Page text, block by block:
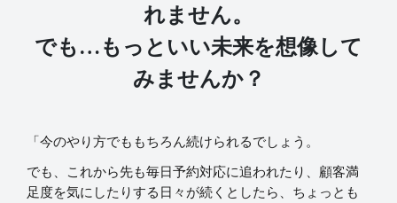
れません。
でも…もっといい未来を想像して
みませんか？
「今のやり方でももちろん続けられるでしょう。
でも、これから先も毎日予約対応に追われたり、顧客満
足度を気にしたりする日々が続くとしたら、ちょっとも